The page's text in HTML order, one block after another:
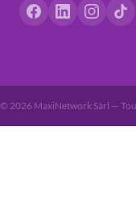
© 2026 MaxiNetwork Sàrl —